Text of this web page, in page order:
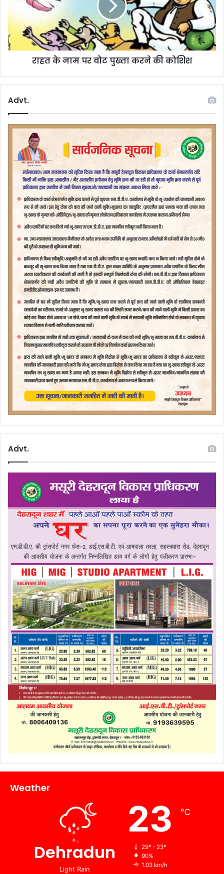
प
ता
म
प
र
वो
र
ने
की
राहत के नाम पर वोट पुख्ता करने की कोशिश
Advt.
Advt.
Weather
Dehradun
Light Rain
23 ℃
29º - 23º
90%
1.03 km/h